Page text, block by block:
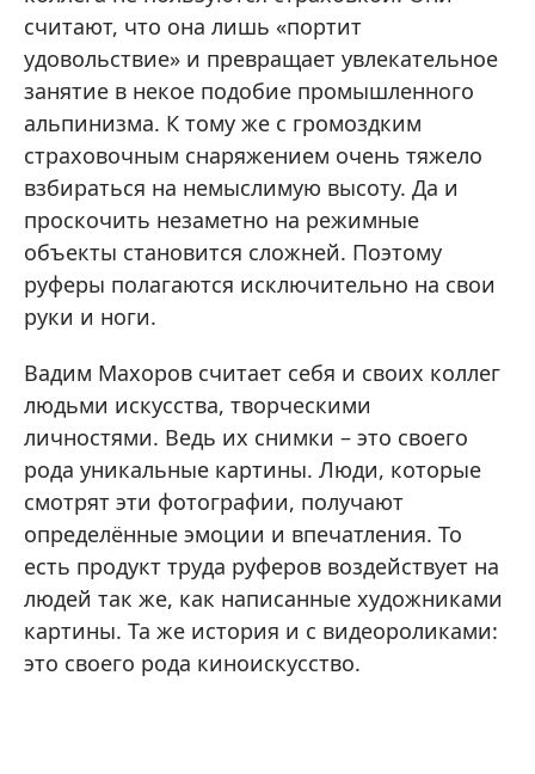
считают, что она лишь «портит
удовольствие» и превращает увлекательное
занятие в некое подобие промышленного
альпинизма. К тому же с громоздким
страховочным снаряжением очень тяжело
взбираться на немыслимую высоту. Да и
проскочить незаметно на режимные
объекты становится сложней. Поэтому
руферы полагаются исключительно на свои
руки и ноги.
Вадим Махоров считает себя и своих коллег
людьми искусства, творческими
личностями. Ведь их снимки – это своего
рода уникальные картины. Люди, которые
смотрят эти фотографии, получают
определённые эмоции и впечатления. То
есть продукт труда руферов воздействует на
людей так же, как написанные художниками
картины. Та же история и с видеороликами:
это своего рода киноискусство.